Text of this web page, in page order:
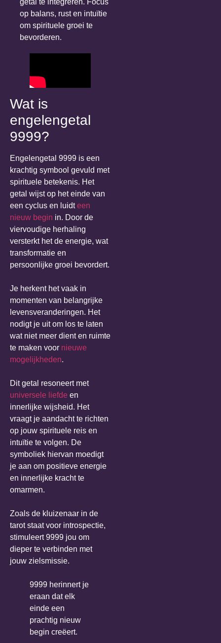
getal te integreren. Focus
op balans, rust en intuïtie
om spirituele groei te
bevorderen.
Wat is
engelengetal
9999?
Engelengetal 9999 is een
krachtig symbool gevuld met
spirituele betekenis. Het
getal wijst op het einde van
een cyclus en luidteen
nieuw begin in. Door de
viervoudige herhaling
versterkt het de energie, wat
transformatie en
persoonlijke groei bevordert.
Je herkent het vaak in
momenten van belangrijke
levensveranderingen. Het
nodigt je uit om los te laten
wat niet meer dient en ruimte
te maken voor nieuwe
mogelijkheden.
Dit getal resoneert met
universele liefde en
innerlijke wijsheid. Het
vraagt je aandacht te richten
op jouw spirituele reis en
intuïtie te volgen. De
symboliek hiervan moedigt
je aan om positieve energie
en innerlijke kracht te
omarmen.
Zoals de kluizenaar in de
tarot staat voor introspectie,
stimuleert 9999 jou om
dieper te verbinden met
jouw zielsmissie.
9999 herinnert je
eraan dat elk
einde een
prachtig nieuw
begin creëert.